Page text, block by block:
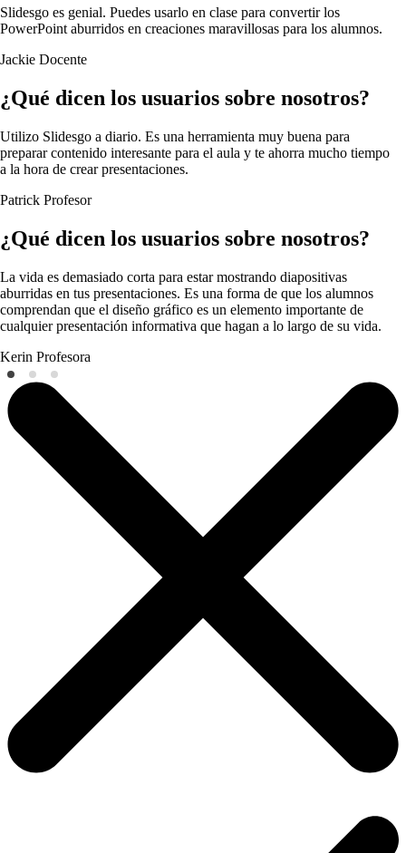
Slidesgo es genial. Puedes usarlo en clase para convertir los
PowerPoint aburridos en creaciones maravillosas para los alumnos.
Jackie Docente
¿Qué dicen los usuarios sobre nosotros?
Utilizo Slidesgo a diario. Es una herramienta muy buena para
preparar contenido interesante para el aula y te ahorra mucho tiempo
a la hora de crear presentaciones.
Patrick Profesor
¿Qué dicen los usuarios sobre nosotros?
La vida es demasiado corta para estar mostrando diapositivas
aburridas en tus presentaciones. Es una forma de que los alumnos
comprendan que el diseño gráfico es un elemento importante de
cualquier presentación informativa que hagan a lo largo de su vida.
Kerin Profesora